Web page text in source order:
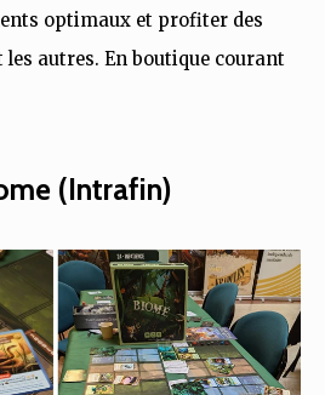
optimaux et profiter des
autres. En boutique courant
(Intrafin)